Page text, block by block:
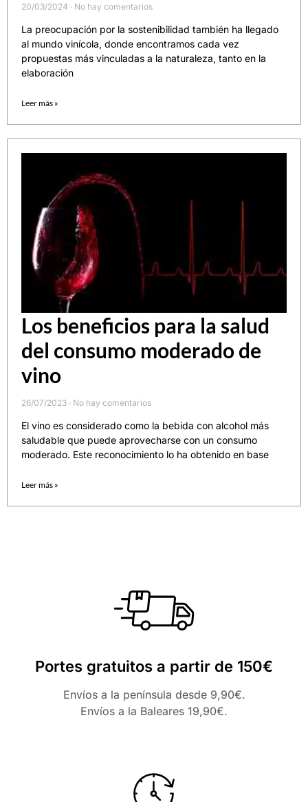
20/03/2024 No hay comentarios
La preocupación por la sostenibilidad también ha llegado
al mundo vinícola, donde encontramos cada vez
propuestas más vinculadas a la naturaleza, tanto en la
elaboración
Leer más »
Los beneficios para la salud
del consumo moderado de
vino
26/07/2023 No hay comentarios
El vino es considerado como la bebida con alcohol más
saludable que puede aprovecharse con un consumo
moderado. Este reconocimiento lo ha obtenido en base
Leer más »
Portes gratuitos a partir de 150€
Envíos a la península desde 9,90€.
Envíos a la Baleares 19,90€.